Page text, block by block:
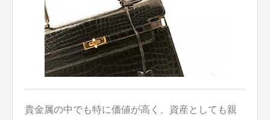
貴金属の中でも特に価値が高く、資産としても親